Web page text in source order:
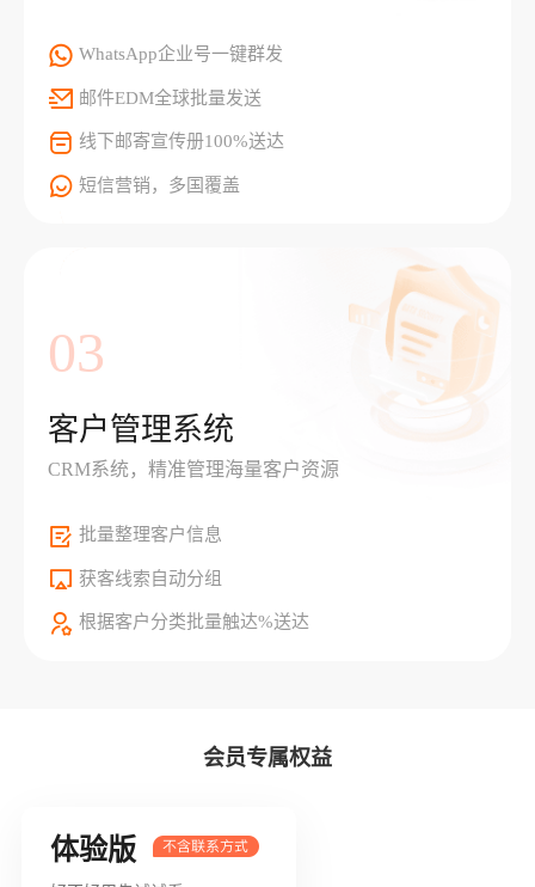
WhatsApp企业号一键群发
邮件EDM全球批量发送
线下邮寄宣传册100%送达
短信营销，多国覆盖
03
客户管理系统
CRM系统，精准管理海量客户资源
批量整理客户信息
获客线索自动分组
根据客户分类批量触达%送达
会员专属权益
体验版